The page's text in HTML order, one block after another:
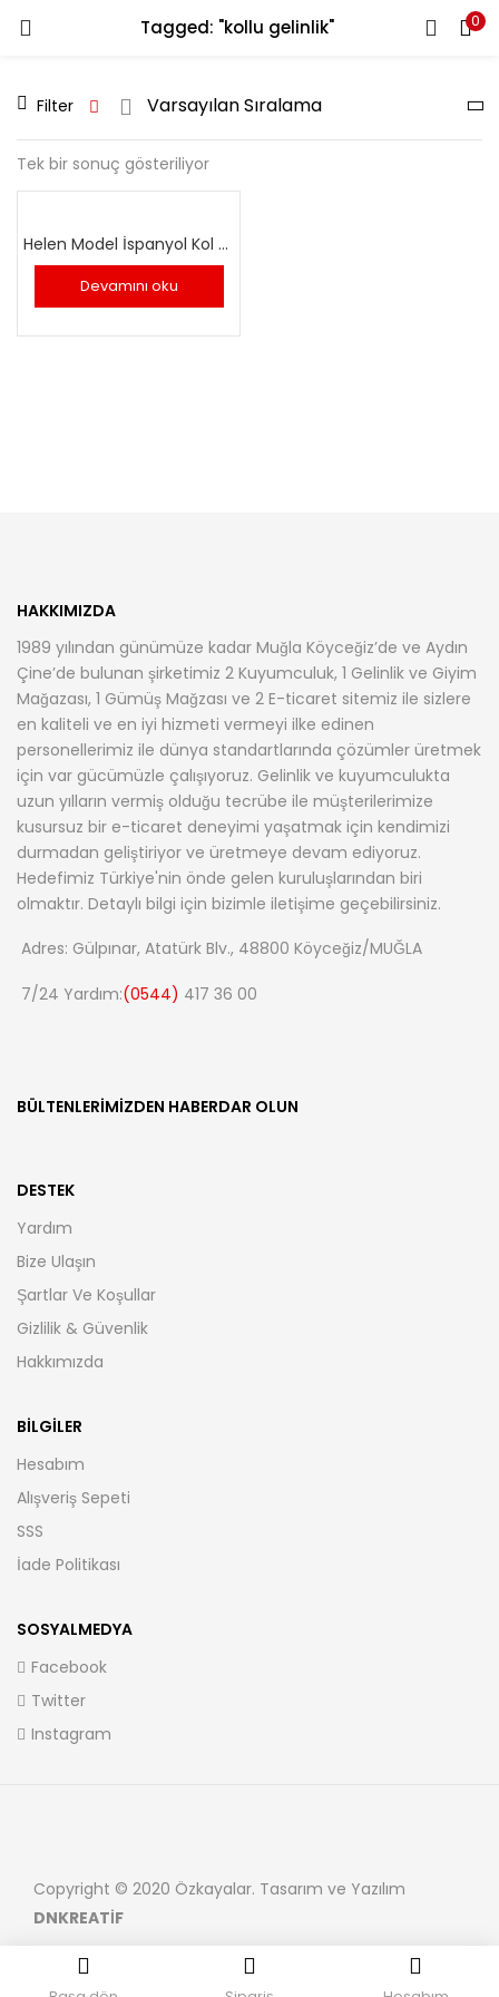
Tagged: "kollu gelinlik" 0
GIRIŞ YAP
Kullanıcı Adınızı ve Şifrenizi Giriniz
Beni Hatırla
Filter
Tek bir sonuç gösteriliyor
Helen Model İspanyol Kol Gelinlik
Devamını oku
HAKKIMIZDA
1989 yılından günümüze kadar Muğla Köyceğiz’de ve Aydın
Çine’de bulunan şirketimiz 2 Kuyumculuk, 1 Gelinlik ve Giyim
Mağazası, 1 Gümüş Mağzası ve 2 E-ticaret sitemiz ile sizlere
en kaliteli ve en iyi hizmeti vermeyi ilke edinen
personellerimiz ile dünya standartlarında çözümler üretmek
için var gücümüzle çalışıyoruz. Gelinlik ve kuyumculukta
uzun yılların vermiş olduğu tecrübe ile müşterilerimize
kusursuz bir e-ticaret deneyimi yaşatmak için kendimizi
durmadan geliştiriyor ve üretmeye devam ediyoruz.
Hedefimiz Türkiye'nin önde gelen kuruluşlarından biri
olmaktır. Detaylı bilgi için bizimle iletişime geçebilirsiniz.
Adres: Gülpınar, Atatürk Blv., 48800 Köyceğiz/MUĞLA
7/24 Yardım:(0544) 417 36 00
BÜLTENLERIMIZDEN HABERDAR OLUN
DESTEK
Yardım
Bize Ulaşın
Şartlar Ve Koşullar
Gizlilik & Güvenlik
Hakkımızda
BILGILER
Hesabım
Alışveriş Sepeti
SSS
İade Politikası
SOSYALMEDYA
Facebook
Twitter
Instagram
Copyright © 2020 Özkayalar. Tasarım ve Yazılım
DNKREATİF